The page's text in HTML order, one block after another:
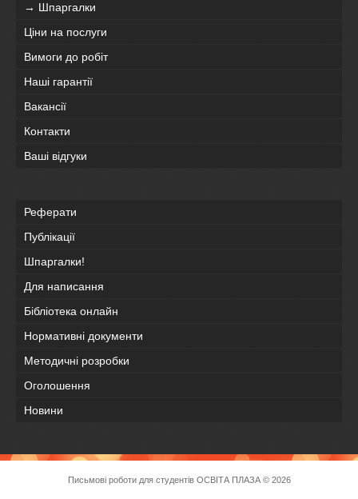
→ Шпаргалки
Ціни на послуги
Вимоги до робіт
Наші гарантії
Вакансії
Контакти
Ваші відгуки
Реферати
Публікації
Шпаргалки!
Для написання
Бібліотека онлайн
Нормативні документи
Методичні розробки
Оголошення
Новини
Письмові роботи для студентів ОСВІТА ПЛАЗА© 2026